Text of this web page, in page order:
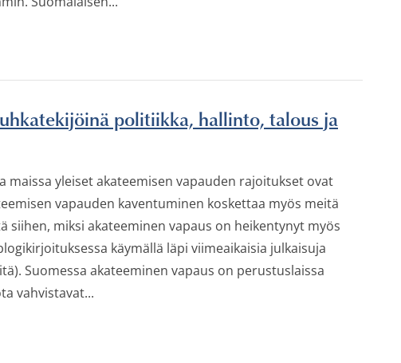
politiikka, hallinto, talous ja
maissa yleiset akateemisen vapauden rajoitukset ovat
vapauden kaventuminen koskettaa myös meitä
siihen, miksi akateeminen vapaus on heikentynyt myös
käymällä läpi viimeaikaisia julkaisuja
Suomessa akateeminen vapaus on perustuslaissa
vahvistavat...